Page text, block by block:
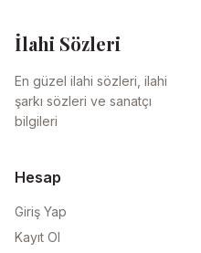
İlahi Sözleri
En güzel ilahi sözleri, ilahi
şarkı sözleri ve sanatçı
bilgileri
Hesap
Giriş Yap
Kayıt Ol